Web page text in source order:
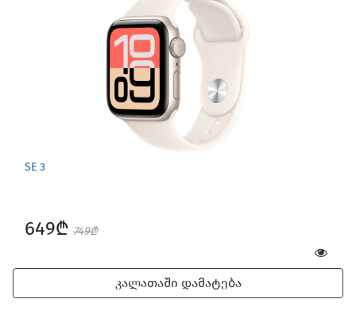
SE 3
649₾ 749₾
კალათაში დამატება